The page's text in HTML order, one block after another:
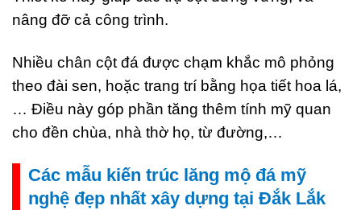
nâng đỡ cả công trình.
Nhiều chân cột đá được chạm khắc mô phỏng
theo đài sen, hoặc trang trí bằng họa tiết hoa lá,
… Điều này góp phần tăng thêm tính mỹ quan
cho đền chùa, nhà thờ họ, từ đường,…
Các mẫu kiến trúc lăng mộ đá mỹ
nghệ đẹp nhất xây dựng tại Đắk Lắk